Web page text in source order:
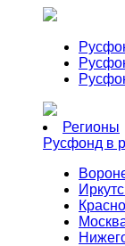
Регионы
Русфонд в